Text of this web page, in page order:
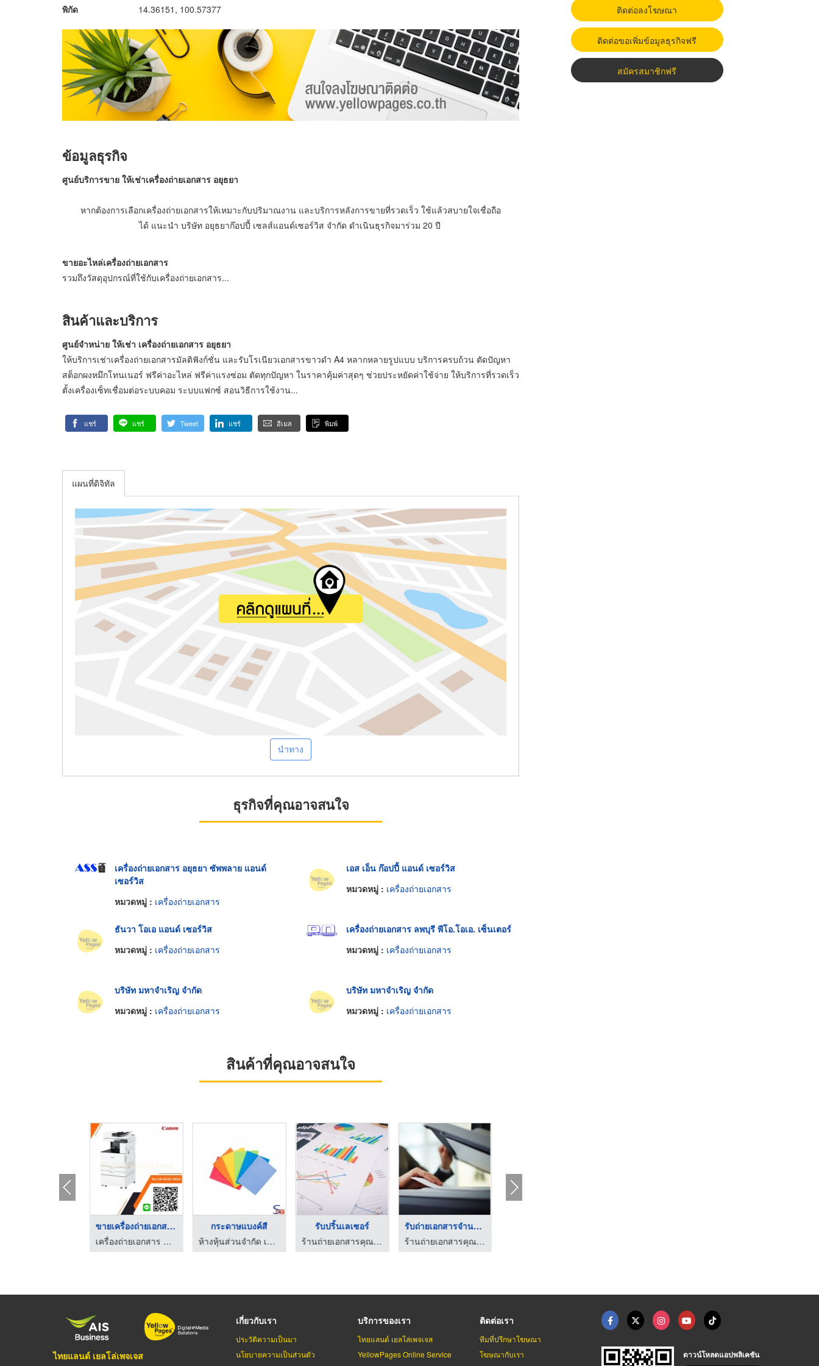
พิกัด 14.36151, 100.57377
ข้อมูลธุรกิจ
ศูนย์บริการขาย ให้เช่าเครื่องถ่ายเอกสาร อยุธยา
หากต้องการเลือกเครื่องถ่ายเอกสารให้เหมาะกับปริมาณงาน และบริการหลังการขายที่รวดเร็ว ใช้แล้วสบายใจเชื่อถือ
ได้ แนะนำ บริษัท อยุธยาก๊อปปี้ เซลส์แอนด์เซอร์วิส จำกัด ดำเนินธุรกิจมาร่วม 20 ปี
ขายอะไหล่เครื่องถ่ายเอกสาร
รวมถึงวัสดุอุปกรณ์ที่ใช้กับเครื่องถ่ายเอกสาร...
สินค้าและบริการ
ศูนย์จำหน่าย ให้เช่า เครื่องถ่ายเอกสาร อยุธยา
ให้บริการเช่าเครื่องถ่ายเอกสารมัลติฟังก์ชั่น และรับโรเนียวเอกสารขาวดำ A4 หลากหลายรูปแบบ บริการครบถ้วน ตัดปัญหา
สต็อกผงหมึกโทนเนอร์ ฟรีค่าอะไหล่ ฟรีค่าแรงซ่อม ตัดทุกปัญหา ในราคาคุ้มค่าสุดๆ ช่วยประหยัดค่าใช้จ่าย ให้บริการที่รวดเร็ว
ตั้งเครื่องเซ็ทเชื่อมต่อระบบคอม ระบบแฟกซ์ สอนวิธีการใช้งาน...
แชร์ แชร์ Tweet แชร์ อีเมล พิมพ์
แผนที่ดิจิทัล
นำทาง
ธุรกิจที่คุณอาจสนใจ
เครื่องถ่ายเอกสาร อยุธยา ซัพพลาย แอนด์
เซอร์วิส
หมวดหมู่ : เครื่องถ่ายเอกสาร
เอส เอ็น ก๊อปปี้ แอนด์ เซอร์วิส
หมวดหมู่ : เครื่องถ่ายเอกสาร
ธันวา โอเอ แอนด์ เซอร์วิส
หมวดหมู่ : เครื่องถ่ายเอกสาร
เครื่องถ่ายเอกสาร ลพบุรี พีโอ.โอเอ. เซ็นเตอร์
หมวดหมู่ : เครื่องถ่ายเอกสาร
บริษัท มหาจำเริญ จำกัด
หมวดหมู่ : เครื่องถ่ายเอกสาร
บริษัท มหาจำเริญ จำกัด
หมวดหมู่ : เครื่องถ่ายเอกสาร
สินค้าที่คุณอาจสนใจ
ขายเครื่องถ่ายเอกสาร ...
เครื่องถ่ายเอกสาร ลพบุรี พีโอ.โอเอ. เซ็นเตอร์
กระดาษแบงค์สี
ห้างหุ้นส่วนจำกัด เอส ซี ที เปเปอร์
รับปริ้นเลเซอร์
ร้านถ่ายเอกสารคุณภาพสูง ก๊อปปี้สตาร์
รับถ่ายเอกสารจำนวนมา ...
ร้านถ่ายเอกสารคุณภาพสูง ก๊อปปี้สตาร์
ติดต่อลงโฆษณา
ติดต่อขอเพิ่มข้อมูลธุรกิจฟรี
สมัครสมาชิกฟรี
ไทยแลนด์ เยลโล่เพจเจส
เกี่ยวกับเรา
ประวัติความเป็นมา
นโยบายความเป็นส่วนตัว
บริการของเรา
ไทยแลนด์ เยลโล่เพจเจส
YellowPages Online Service
ติดต่อเรา
ทีมที่ปรึกษาโฆษณา
โฆษณากับเรา
ดาวน์โหลดแอปพลิเคชัน